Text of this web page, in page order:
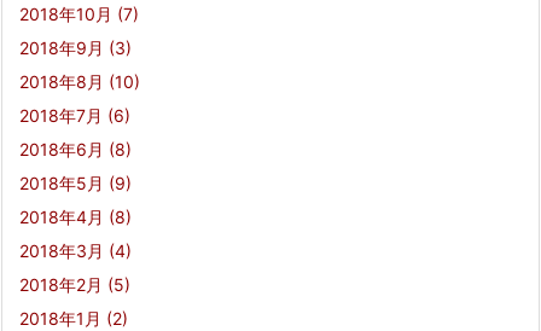
2018年10月 (7)
2018年9月 (3)
2018年8月 (10)
2018年7月 (6)
2018年6月 (8)
2018年5月 (9)
2018年4月 (8)
2018年3月 (4)
2018年2月 (5)
2018年1月 (2)